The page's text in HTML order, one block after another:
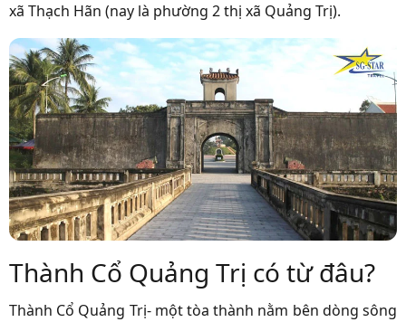
xã Thạch Hãn (nay là phường 2 thị xã Quảng Trị).
Thành Cổ Quảng Trị có từ đâu?
Thành Cổ Quảng Trị- một tòa thành nằm bên dòng sông